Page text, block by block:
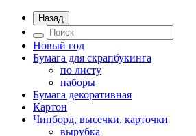
Назад
Новый год
Бумага для скрапбукинга
по листу
наборы
Бумага декоративная
Картон
Чипборд, высечки, карточки
вырубка